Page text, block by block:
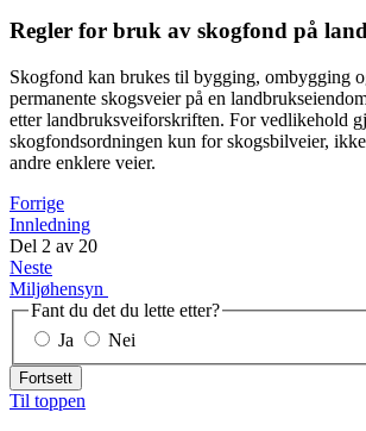
Regler for bruk av skogfond på
Skogfond kan brukes til bygging, ombygging
permanente skogsveier på en
etter landbruksveiforskriften. For vedlikehold
skogfondsordningen kun for skogsbilveier,
andre enklere veier.
Forrige
Innledning
Del 2 av 20
Neste
Miljøhensyn
Fant du det du lette etter?
Ja
Nei
Fortsett
Til toppen